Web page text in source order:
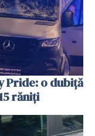
Pride: o dubiță
răniți